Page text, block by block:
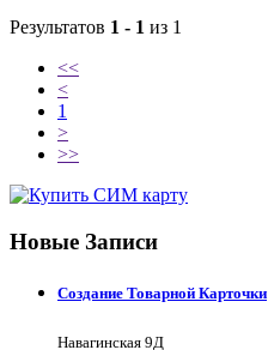
Результатов 1 - 1 из 1
<<
<
1
>
>>
Новые Записи
Создание Товарной Карточки
Навагинская 9Д